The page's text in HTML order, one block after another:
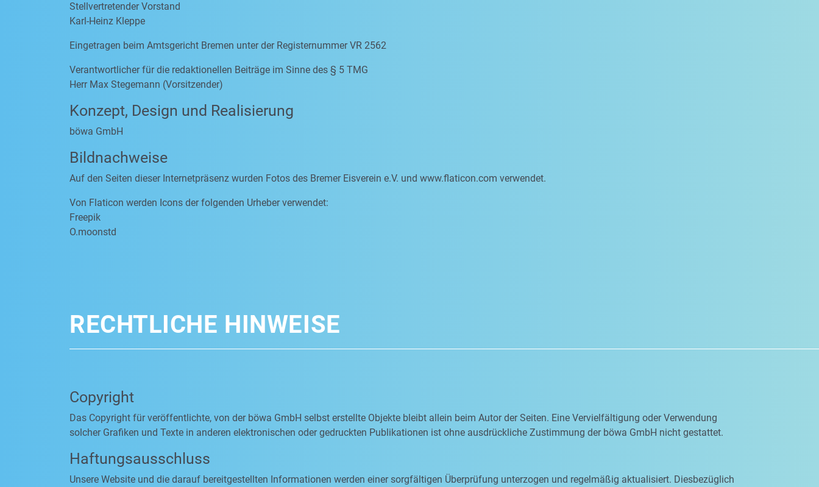
Stellvertretender Vorstand
Karl-Heinz Kleppe
Eingetragen beim Amtsgericht Bremen unter der Registernummer VR 2562
Verantwortlicher für die redaktionellen Beiträge im Sinne des § 5 TMG
Herr Max Stegemann (Vorsitzender)
Konzept, Design und Realisierung
böwa GmbH
Bildnachweise
Auf den Seiten dieser Internetpräsenz wurden Fotos des Bremer Eisverein e.V. und www.flaticon.com verwendet.
Von Flaticon werden Icons der folgenden Urheber verwendet:
Freepik
O.moonstd
RECHTLICHE HINWEISE
Copyright
Das Copyright für veröffentlichte, von der böwa GmbH selbst erstellte Objekte bleibt allein beim Autor der Seiten. Eine Vervielfältigung oder Verwendung
solcher Grafiken und Texte in anderen elektronischen oder gedruckten Publikationen ist ohne ausdrückliche Zustimmung der böwa GmbH nicht gestattet.
Haftungsausschluss
Unsere Website und die darauf bereitgestellten Informationen werden einer sorgfältigen Überprüfung unterzogen und regelmäßig aktualisiert. Diesbezüglich